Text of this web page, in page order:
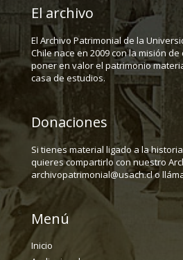
El archivo
El Archivo Patrimonial de la
Chile nace en 2009 con la misión
poner en valor el patrimonio
casa de estudios.
Donaciones
Si tienes material ligado a la
quieres compartirlo con nuestro
archivopatrimonial@usach.cl o
Menú
Inicio